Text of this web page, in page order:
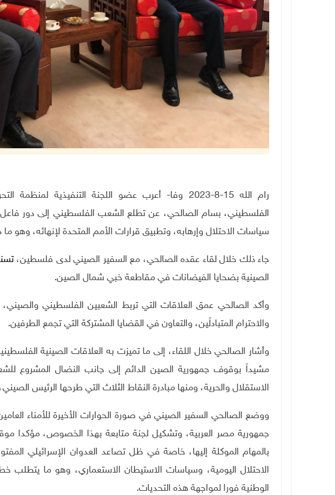
رام الله 15-8-2023 وفا- أعرب عضو اللجنة التنفيذية
الفلسطيني، بسام الصالحي، عن تطلع الشعب الفلسطيني إلى دور
سياسات الاحتلال وإرهابه، وتطبيق قرارات الأمم المتحدة لإنهائه، وهو
جاء ذلك خلال لقاء عقده الصالحي، مع السفير الصيني لدى فلسطين،
الصينية بضحايا الفيضانات في مقاطعة خبي شمال الصين.
وأكد الصالحي عمق العلاقات التي تربط الشعبين الفلسطيني
والاحترام المتبادلَين، والتعاون في القضايا المشتركة التي تجمع الطرفين.
وأشار الصالحي خلال اللقاء، إلى ما تميزت به العلاقات الصينية
مشيداَ بوقوف جمهورية الصين الدائم إلى جانب النضال المشروع
الاستقلال والحرية، ومنها مبادرة النقاط الثلاث التي طرحها الرئيس
ووضع الصالحي السفير الصيني في صورة الحوارات الأخيرة للأمناء
جمهورية مصر العربية، وتشكيل لجنة متابعة بهذا الخصوص، مؤكدا
بالمهام الموكلة إليها، خاصة في ظل تصاعد العدوان الإسرائيلي
الاحتلال اليومية، وسياسات الاستيطان الاستعماري، وهو ما يتطلب
الوطنية فورا لمواجهة هذه التحديات.